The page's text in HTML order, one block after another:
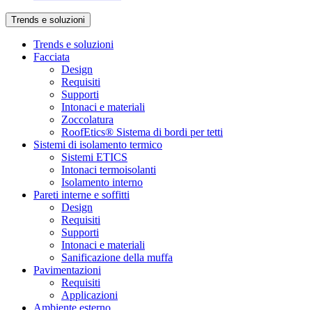
Trends e soluzioni
Trends e soluzioni
Facciata
Design
Requisiti
Supporti
Intonaci e materiali
Zoccolatura
RoofEtics® Sistema di bordi per tetti
Sistemi di isolamento termico
Sistemi ETICS
Intonaci termoisolanti
Isolamento interno
Pareti interne e soffitti
Design
Requisiti
Supporti
Intonaci e materiali
Sanificazione della muffa
Pavimentazioni
Requisiti
Applicazioni
Ambiente esterno